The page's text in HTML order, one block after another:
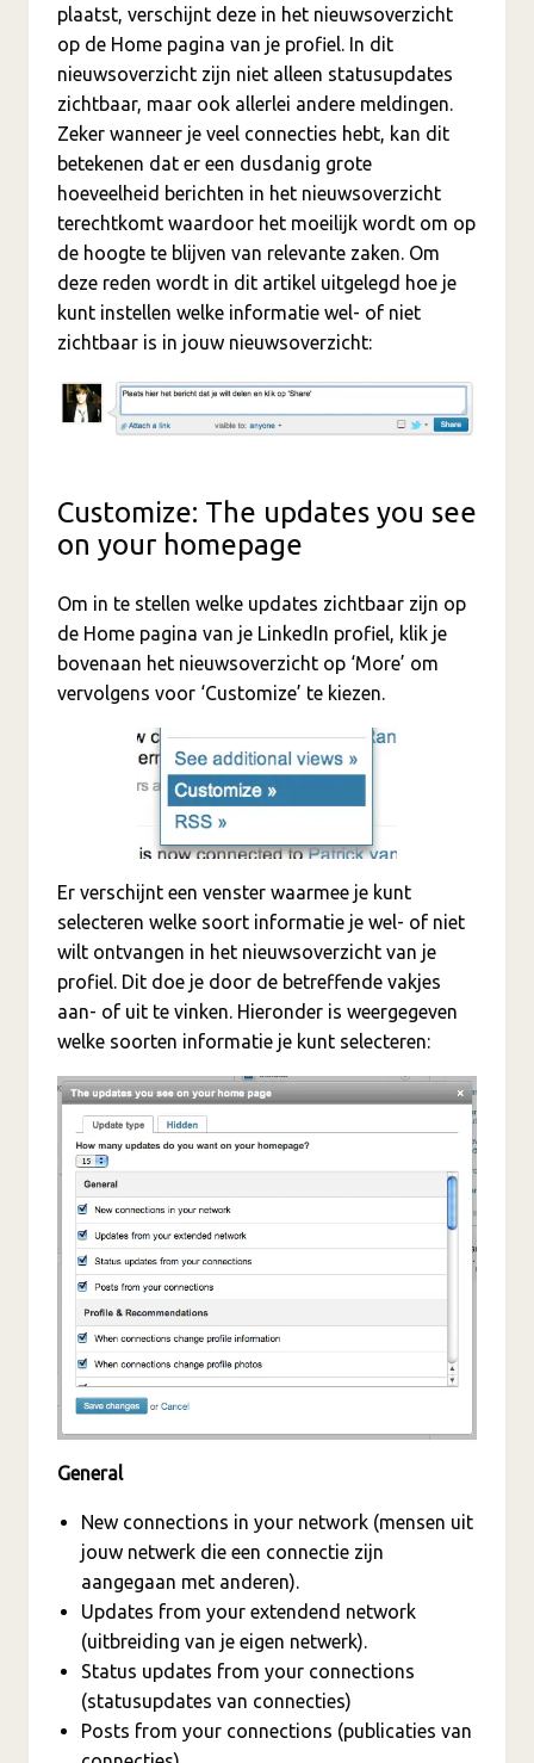
plaatst, verschijnt deze in het nieuwsoverzicht
op de Home pagina van je profiel. In dit
nieuwsoverzicht zijn niet alleen statusupdates
zichtbaar, maar ook allerlei andere meldingen.
Zeker wanneer je veel connecties hebt, kan dit
betekenen dat er een dusdanig grote
hoeveelheid berichten in het nieuwsoverzicht
terechtkomt waardoor het moeilijk wordt om op
de hoogte te blijven van relevante zaken. Om
deze reden wordt in dit artikel uitgelegd hoe je
kunt instellen welke informatie wel- of niet
zichtbaar is in jouw nieuwsoverzicht:
Customize: The updates you see
on your homepage
Om in te stellen welke updates zichtbaar zijn op
de Home pagina van je LinkedIn profiel, klik je
bovenaan het nieuwsoverzicht op ‘More’ om
vervolgens voor ‘Customize’ te kiezen.
Er verschijnt een venster waarmee je kunt
selecteren welke soort informatie je wel- of niet
wilt ontvangen in het nieuwsoverzicht van je
profiel. Dit doe je door de betreffende vakjes
aan- of uit te vinken. Hieronder is weergegeven
welke soorten informatie je kunt selecteren:
General
New connections in your network (mensen uit
jouw netwerk die een connectie zijn
aangegaan met anderen).
Updates from your extendend network
(uitbreiding van je eigen netwerk).
Status updates from your connections
(statusupdates van connecties)
Posts from your connections (publicaties van